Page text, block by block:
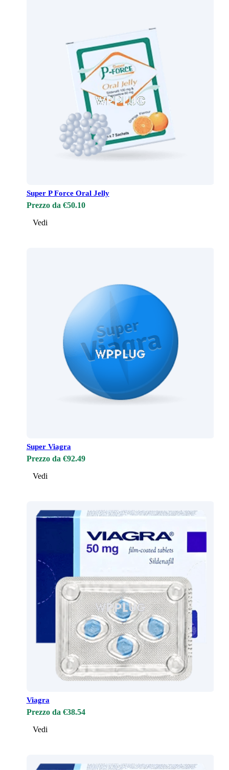
Super P Force Oral Jelly
Prezzo da €50.10
Vedi
Super Viagra
Prezzo da €92.49
Vedi
Viagra
Prezzo da €38.54
Vedi